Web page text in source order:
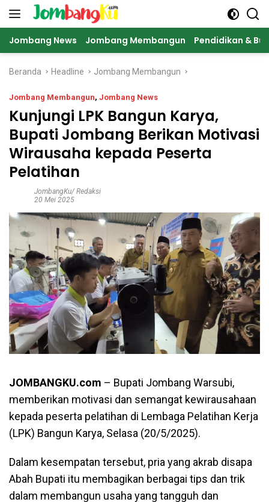
Langsung
Jombang News Jombang Membangun Pendidikan &
Beranda Headline Jombang Membangun
Jombang Membangun, Jombang News
Kunjungi LPK Bangun Karya,
Bupati Jombang Berikan Motivasi
Wirausaha kepada Peserta
Pelatihan
JombangKu/ Redaksi
20 Mei 2025
JOMBANGKU.com – Bupati Jombang Warsubi,
memberikan motivasi dan semangat kewirausahaan
kepada peserta pelatihan di Lembaga Pelatihan Kerja
(LPK) Bangun Karya, Selasa (20/5/2025).
Dalam kesempatan tersebut, pria yang akrab disapa
Abah Bupati itu membagikan berbagai tips dan trik
dalam membangun usaha yang tangguh dan